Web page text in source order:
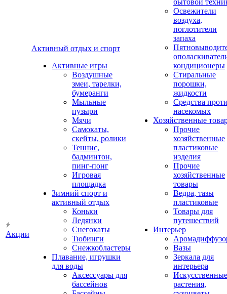
Акции
Активный отдых и спорт
Активные игры
Воздушные
змеи, тарелки,
бумеранги
Мыльные
пузыри
Мячи
Самокаты,
скейты, ролики
Теннис,
бадминтон,
пинг-понг
Игровая
площадка
Зимний спорт и
активный отдых
Коньки
Ледянки
Снегокаты
Тюбинги
Снежкобластеры
Плавание, игрушки
для воды
Аксессуары для
бассейнов
бытовой
Освежители
воздуха,
поглотители
запаха
кондиционеры
Стиральные
порошки,
жидкости
Средства
насекомых
Хозяйственные
Прочие
хозяйственные
пластиковые
изделия
Прочие
хозяйственные
товары
Ведра, тазы
пластиковые
Товары для
путешествий
Интерьер
Вазы
Зеркала для
интерьера
Искусственные
растения,